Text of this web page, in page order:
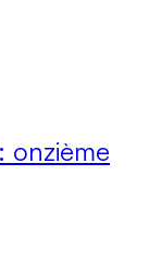
onzième